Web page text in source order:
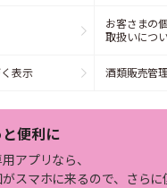
お客さまの
取扱いにつ
表示 酒類販売管
便利に
アプリなら、
スマホに来るので、さらに